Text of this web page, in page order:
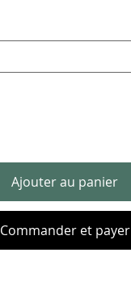
Ajouter au panier
Commander et payer